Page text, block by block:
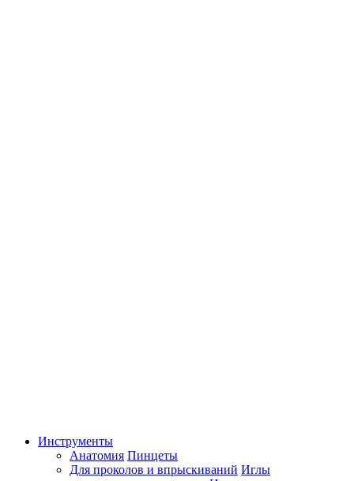
Инструменты
Анатомия Пинцеты
Для проколов и впрыскиваний Иглы